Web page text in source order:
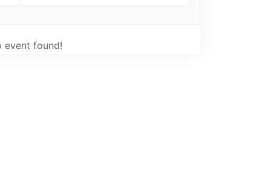
event found!